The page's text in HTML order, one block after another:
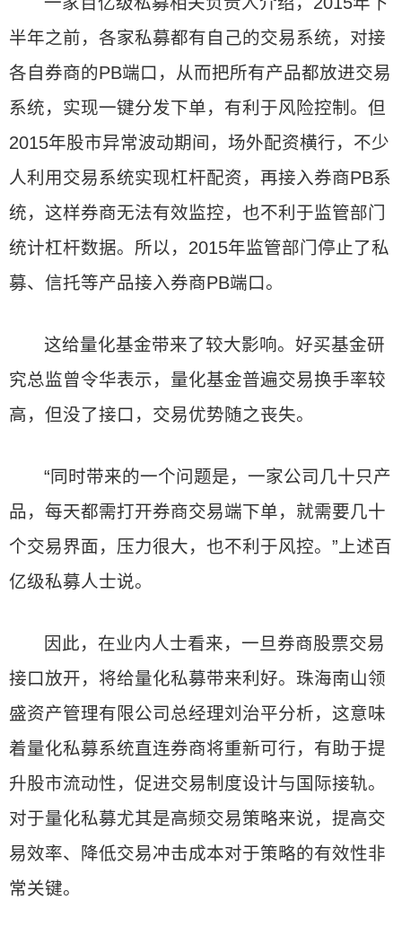
半年之前，各家私募都有自己的交易系统，对接
各自券商的PB端口，从而把所有产品都放进交易
系统，实现一键分发下单，有利于风险控制。但
2015年股市异常波动期间，场外配资横行，不少
人利用交易系统实现杠杆配资，再接入券商PB系
统，这样券商无法有效监控，也不利于监管部门
统计杠杆数据。所以，2015年监管部门停止了私
募、信托等产品接入券商PB端口。
这给量化基金带来了较大影响。好买基金研
究总监曾令华表示，量化基金普遍交易换手率较
高，但没了接口，交易优势随之丧失。
“同时带来的一个问题是，一家公司几十只产
品，每天都需打开券商交易端下单，就需要几十
个交易界面，压力很大，也不利于风控。”上述百
亿级私募人士说。
因此，在业内人士看来，一旦券商股票交易
接口放开，将给量化私募带来利好。珠海南山领
盛资产管理有限公司总经理刘治平分析，这意味
着量化私募系统直连券商将重新可行，有助于提
升股市流动性，促进交易制度设计与国际接轨。
对于量化私募尤其是高频交易策略来说，提高交
易效率、降低交易冲击成本对于策略的有效性非
常关键。